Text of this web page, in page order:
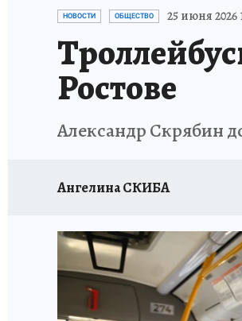
ЗАПОВЕДНАЯ
НОВОСТИ ОБЩЕСТВО 25 июня 2026
Ростове
Александр Скрябин
Ангелина СКИБА